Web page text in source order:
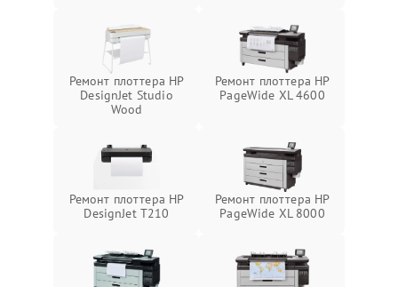
Ремонт плоттера HP
DesignJet Studio
Wood
Ремонт плоттера HP
PageWide XL 4600
Ремонт плоттера HP
DesignJet T210
Ремонт плоттера HP
PageWide XL 8000